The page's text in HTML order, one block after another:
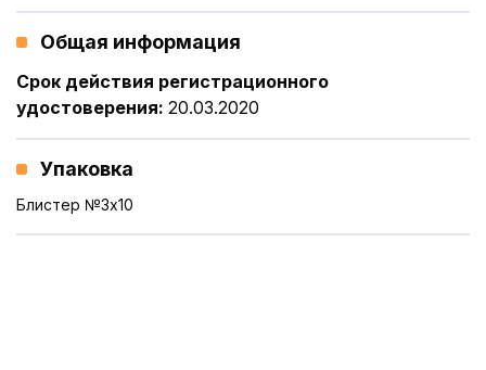
Общая информация
Срок действия регистрационного
удостоверения: 20.03.2020
Упаковка
Блистер №3x10